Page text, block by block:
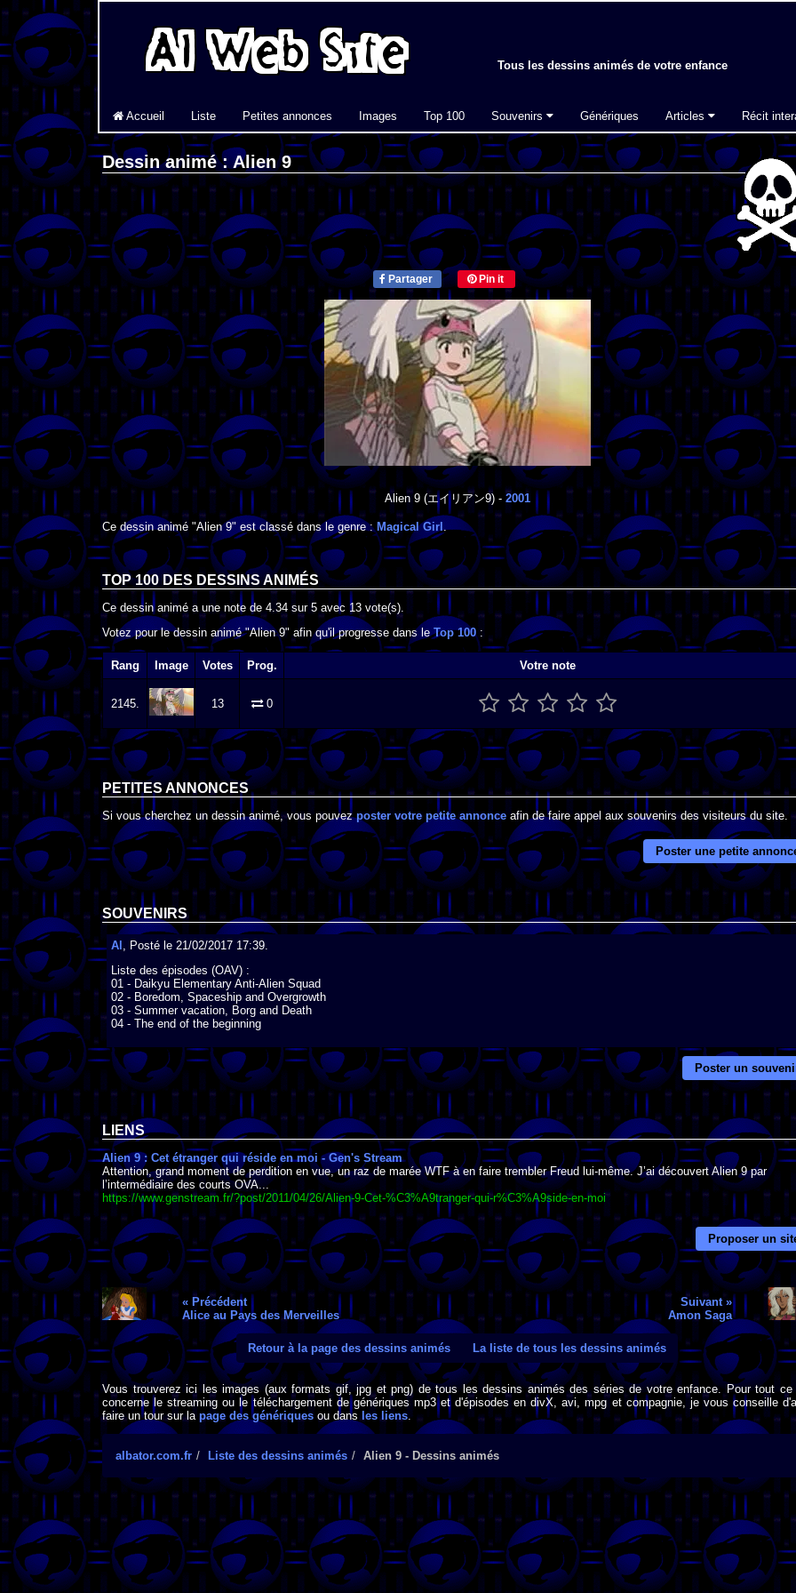
Tous les dessins animés de votre enfance
Accueil Liste Petites annonces Images Top 100 Souvenirs Génériques Articles Récit
Dessin animé : Alien 9
Partager Pin it
Alien 9(エイリアン9) - 2001
Ce dessin animé "Alien 9" est classé dans le genre : Magical Girl.
TOP 100 DES DESSINS ANIMÉS
Ce dessin animé a une note de 4.34 sur 5 avec 13 vote(s).
Votez pour le dessin animé "Alien 9" afin qu'il progresse dans leTop 100:
Rang Image Votes Prog. Votre note
2145. 13 0
PETITES ANNONCES
Si vous cherchez un dessin animé, vous pouvezposter votre petite annonce afin de faire appel aux souvenirs des visiteurs du site.
Poster une petite
SOUVENIRS
Al , Posté le 21/02/2017 17:39.
Liste des épisodes (OAV) :
01 - Daikyu Elementary Anti-Alien Squad
02 - Boredom, Spaceship and Overgrowth
03 - Summer vacation, Borg and Death
04 - The end of the beginning
Poster un
LIENS
Alien 9 : Cet étranger qui réside en moi - Gen's Stream
Attention, grand moment de perdition en vue, un raz de marée WTF à en faire trembler Freud lui-même. J’ai découvert Alien 9 par
l’intermédiaire des courts OVA...
https://www.genstream.fr/?post/2011/04/26/Alien-9-Cet-%C3%A9tranger-qui-r%C3%A9side-en-moi
Proposer un
« Précédent
Alice au Pays des Merveilles
Suivant »
Amon Saga
Retour à la page des dessins animés La liste de tous les dessins animés
Vous trouverez ici les images (aux formats gif, jpg et png) de tous les dessins animés des séries de votre enfance. Pour tout ce
concerne le streaming ou le téléchargement de génériques mp3 et d'épisodes en divX, avi, mpg et compagnie, je vous conseille
faire un tour sur lapage des génériques ou dansles liens.
albator.com.fr Liste des dessins animés Alien 9 - Dessins animés